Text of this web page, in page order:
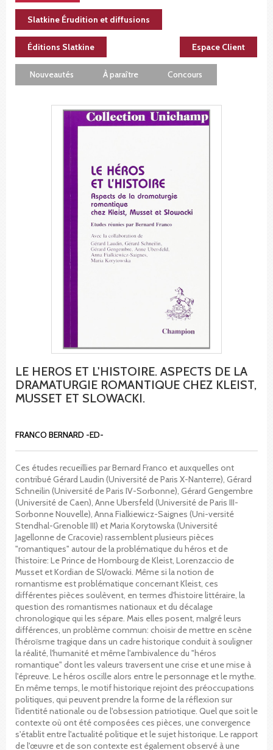
Slatkine Érudition et diffusions
Éditions Slatkine Espace Client
Nouveautés À paraître Concours
LE HEROS ET L'HISTOIRE. ASPECTS DE LA
DRAMATURGIE ROMANTIQUE CHEZ KLEIST,
MUSSET ET SLOWACKI.
FRANCO BERNARD -ED-
Ces études recueillies par Bernard Franco et auxquelles ont
contribué Gérard Laudin (Université de Paris X-Nanterre), Gérard
Schneilin (Université de Paris IV-Sorbonne), Gérard Gengembre
(Université de Caen), Anne Ubersfeld (Université de Paris III-
Sorbonne Nouvelle), Anna Fialkiewicz-Saignes (Uni-versité
Stendhal-Grenoble III) et Maria Korytowska (Université
Jagellonne de Cracovie) rassemblent plusieurs pièces
"romantiques" autour de la problématique du héros et de
l'histoire: Le Prince de Hombourg de Kleist, Lorenzaccio de
Musset et Kordian de Sl/owacki. Même si la notion de
romantisme est problématique concernant Kleist, ces
différentes pièces soulèvent, en termes d'histoire littéraire, la
question des romantismes nationaux et du décalage
chronologique qui les sépare. Mais elles posent, malgré leurs
différences, un problème commun: choisir de mettre en scène
l'héroïsme tragique dans un cadre historique conduit à souligner
la réalité, l'humanité et même l'ambivalence du "héros
romantique" dont les valeurs traversent une crise et une mise à
l'épreuve. Le héros oscille alors entre le personnage et le mythe.
En même temps, le motif historique rejoint des préoccupations
politiques, qui peuvent prendre la forme de la réflexion sur
l'identité nationale ou de l'obsession patriotique. Quel que soit le
contexte où ont été composées ces pièces, une convergence
s'établit entre l'actualité politique et le sujet historique. Le rapport
de l'œuvre et de son contexte est également observé à une